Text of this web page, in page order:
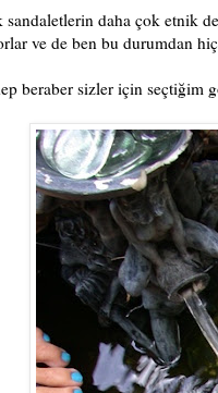
sandaletlerin daha çok etnik
ve de ben bu durumdan
beraber sizler için seçtiğim